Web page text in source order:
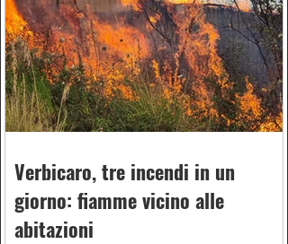
Verbicaro, tre incendi in un
giorno: fiamme vicino alle
abitazioni